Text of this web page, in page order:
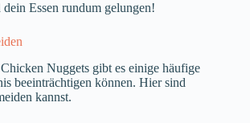
Essen rundum gelungen!
Nuggets gibt es einige häufige
beeinträchtigen können. Hier sind
kannst.